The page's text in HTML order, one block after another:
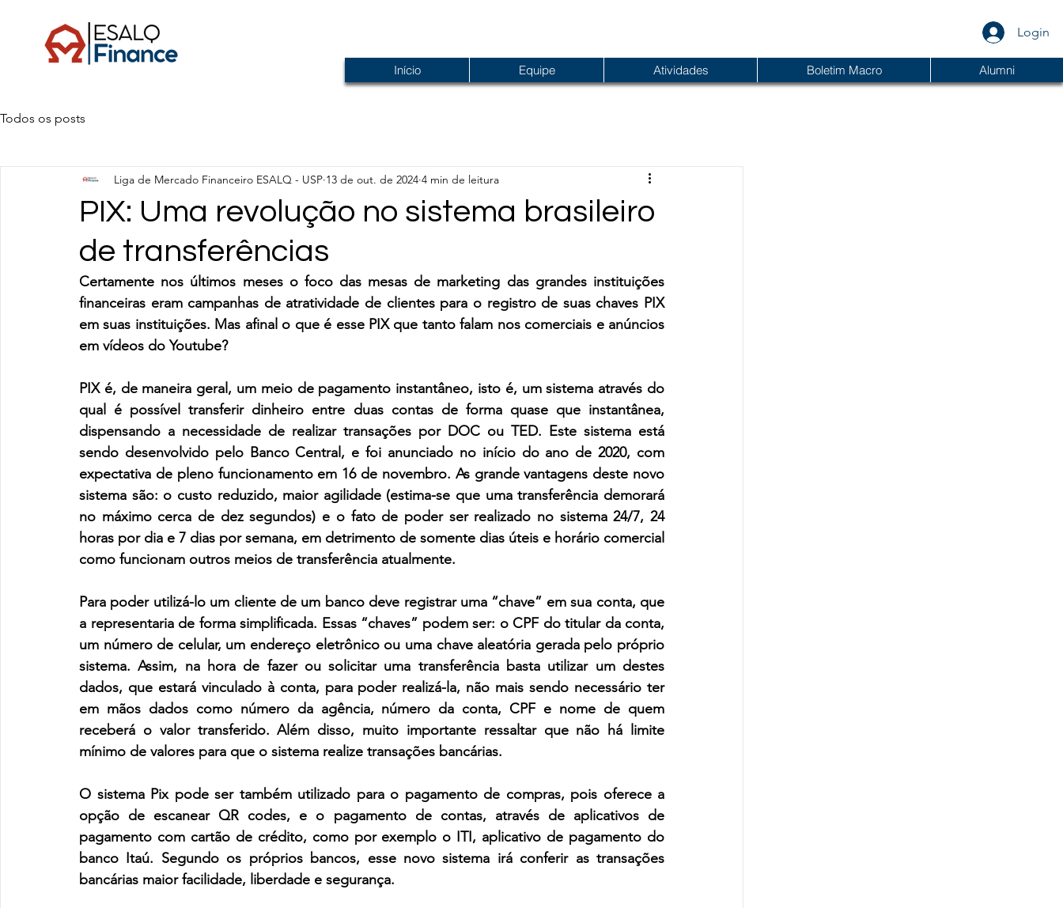
Login
Início Equipe Atividades Boletim Macro Alumni
Todos os posts
PIX: Uma revolução no sistema brasileiro
de transferências
Liga de Mercado Financeiro ESALQ - USP 13 de out. de 2024 4 min de leitura
Certamente nos últimos meses o foco das mesas de marketing das grandes instituições
financeiras eram campanhas de atratividade de clientes para o registro de suas chaves PIX
em suas instituições. Mas afinal o que é esse PIX que tanto falam nos comerciais e anúncios
em vídeos do Youtube?
PIX é, de maneira geral, um meio de pagamento instantâneo, isto é, um sistema através do
qual é possível transferir dinheiro entre duas contas de forma quase que instantânea,
dispensando a necessidade de realizar transações por DOC ou TED. Este sistema está
sendo desenvolvido pelo Banco Central, e foi anunciado no início do ano de 2020, com
expectativa de pleno funcionamento em 16 de novembro. As grande vantagens deste novo
sistema são: o custo reduzido, maior agilidade (estima-se que uma transferência demorará
no máximo cerca de dez segundos) e o fato de poder ser realizado no sistema 24/7, 24
horas por dia e 7 dias por semana, em detrimento de somente dias úteis e horário comercial
como funcionam outros meios de transferência atualmente.
Para poder utilizá-lo um cliente de um banco deve registrar uma “chave” em sua conta, que
a representaria de forma simplificada. Essas “chaves” podem ser: o CPF do titular da conta,
um número de celular, um endereço eletrônico ou uma chave aleatória gerada pelo próprio
sistema. Assim, na hora de fazer ou solicitar uma transferência basta utilizar um destes
dados, que estará vinculado à conta, para poder realizá-la, não mais sendo necessário ter
em mãos dados como número da agência, número da conta, CPF e nome de quem
receberá o valor transferido. Além disso, muito importante ressaltar que não há limite
mínimo de valores para que o sistema realize transações bancárias.
O sistema Pix pode ser também utilizado para o pagamento de compras, pois oferece a
opção de escanear QR codes, e o pagamento de contas, através de aplicativos de
pagamento com cartão de crédito, como por exemplo o ITI, aplicativo de pagamento do
banco Itaú. Segundo os próprios bancos, esse novo sistema irá conferir as transações
bancárias maior facilidade, liberdade e segurança.